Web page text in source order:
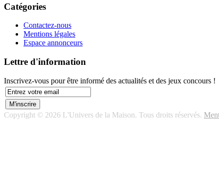
Catégories
Contactez-nous
Mentions légales
Espace annonceurs
Lettre d'information
Inscrivez-vous pour être informé des actualités et des jeux concours !
Copyright © 2026 L'Univers de la Maison. Tous droits réservés.